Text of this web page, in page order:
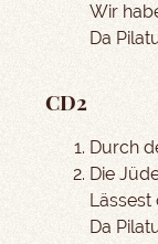
Wir
Da
CD2
Durch
Die
Lässest
Da